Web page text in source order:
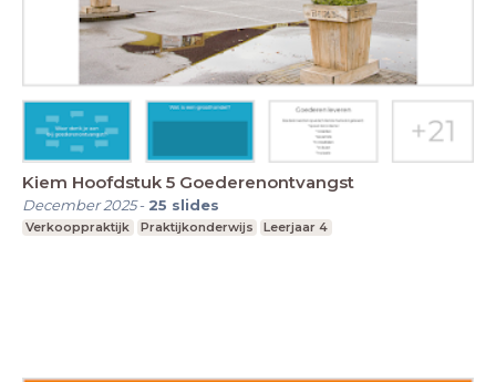
Kiem Hoofdstuk 5 Goederenontvangst
December 2025- 25 slides
Verkooppraktijk Praktijkonderwijs Leerjaar 4